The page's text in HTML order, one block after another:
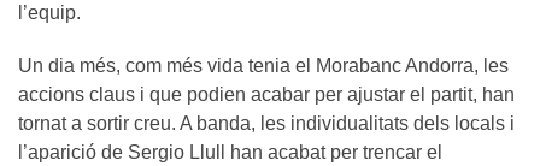
l’equip.
Un dia més, com més vida tenia el Morabanc Andorra, les
accions claus i que podien acabar per ajustar el partit, han
tornat a sortir creu. A banda, les individualitats dels locals i
l’aparició de Sergio Llull han acabat per trencar el